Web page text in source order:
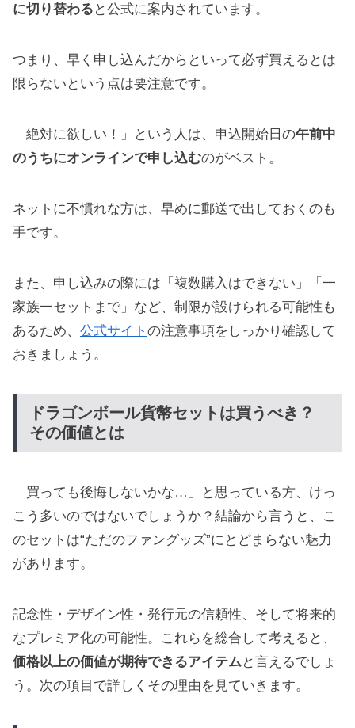
に切り替わる と公式に案内されています。
つまり、早く申し込んだからといって必ず買えるとは
限らないという点は要注意です。
「絶対に欲しい！」という人は、申込開始日の午前中
のうちにオンラインで申し込むのがベスト。
ネットに不慣れな方は、早めに郵送で出しておくのも
手です。
また、申し込みの際には「複数購入はできない」「一
家族一セットまで」など、制限が設けられる可能性も
あるため、 公式サイト の注意事項をしっかり確認して
おきましょう。
ドラゴンボール貨幣セットは買うべき？
その価値とは
「買っても後悔しないかな…」と思っている方、けっ
こう多いのではないでしょうか？結論から言うと、こ
のセットは“ただのファングッズ”にとどまらない魅力
があります。
記念性・デザイン性・発行元の信頼性、そして将来的
なプレミア化の可能性。これらを総合して考えると、
価格以上の価値が期待できるアイテム と言えるでしょ
う。次の項目で詳しくその理由を見ていきます。